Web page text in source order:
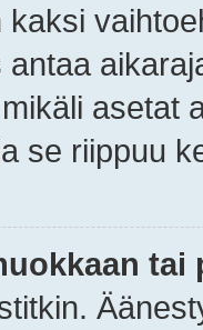
kaksi
antaa
asetat
se riippuu
tai